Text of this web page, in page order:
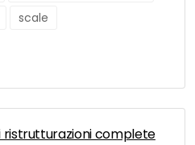
scale
ristrutturazioni complete